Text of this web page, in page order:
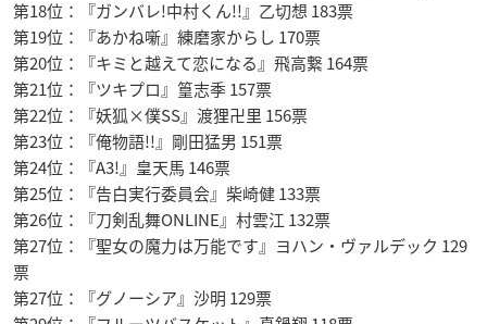
第18位：『ガンバレ!中村くん!!』乙切想 183票
第19位：『あかね噺』練磨家からし 170票
第20位：『キミと越えて恋になる』飛高繋 164票
第21位：『ツキプロ』篁志季 157票
第22位：『妖狐×僕SS』渡狸卍里 156票
第23位：『俺物語!!』剛田猛男 151票
第24位：『A3!』皇天馬 146票
第25位：『告白実行委員会』柴崎健 133票
第26位：『刀剣乱舞ONLINE』村雲江 132票
第27位：『聖女の魔力は万能です』ヨハン・ヴァルデック 129
票
第27位：『グノーシア』沙明 129票